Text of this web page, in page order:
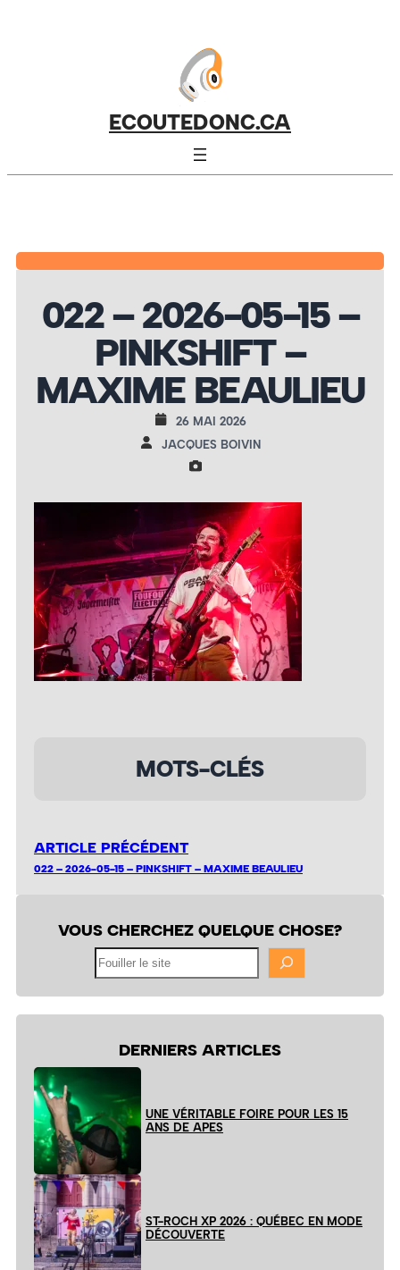
ECOUTEDONC.CA
022 – 2026-05-15 –
PINKSHIFT –
MAXIME BEAULIEU
26 MAI 2026
JACQUES BOIVIN
MOTS-CLÉS
ARTICLE PRÉCÉDENT
022 – 2026-05-15 – PINKSHIFT – MAXIME BEAULIEU
VOUS CHERCHEZ QUELQUE CHOSE?
DERNIERS ARTICLES
UNE VÉRITABLE FOIRE POUR LES 15
ANS DE APES
ST-ROCH XP 2026 : QUÉBEC EN MODE
DÉCOUVERTE